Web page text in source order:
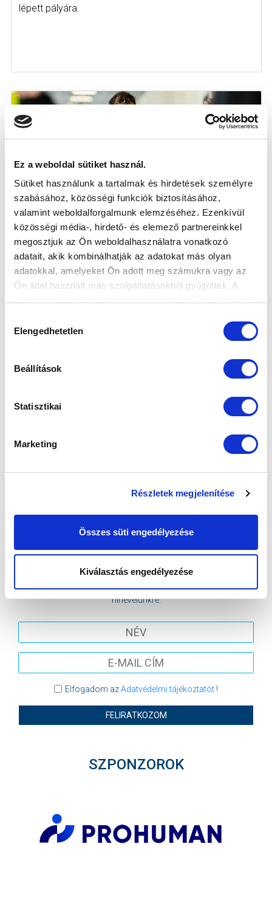
Ez a weboldal sütiket használ.
Sütiket használunk a tartalmak és hirdetések személyre
szabásához, közösségi funkciók biztosításához,
valamint weboldalforgalmunk elemzéséhez. Ezenkívül
közösségi média-, hirdető- és elemező partnereinkkel
megosztjuk az Ön weboldalhasználatra vonatkozó
adatait, akik kombinálhatják az adatokat más olyan
adatokkal, amelyeket Ön adott meg számukra vagy az
Ön által használt más szolgáltatásokból gyűjtöttek. A
kiválasztása
Elengedhetetlen
Beállítások
Statisztikai
Marketing
Részletek megjelenítése
Összes süti engedélyezése
Kiválasztás engedélyezése
lépett pályára.
TÖBB JÁTÉKOSUNK BIZONYÍTHAT AZ
U19-ES VÁLOGATOTTBAN
2025-03-05
NB I-es és NB III-as csapatunk is ad labdarúgót az
MTK BUDAPEST PUSKÁS AKADÉMIA FC
MTK BUDAPEST HÍRLEVÉL
Ne maradjon le egy eseményről sem! Iratkozzon fel ingyenes
hírlevelünkre:
Elfogadom azAdatvédelmi tájékoztatót!
FELIRATKOZOM
SZPONZOROK